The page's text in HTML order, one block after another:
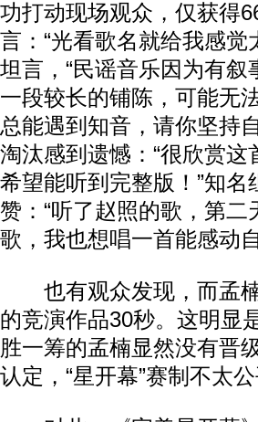
功打动现场观众，仅获得
言：“光看歌名就给我感
坦言，“民谣音乐因为有
一段较长的铺陈，可能无
总能遇到知音，请你坚持
淘汰感到遗憾：“很欣赏
希望能听到完整版！”知名
赞：“听了赵照的歌，第
歌，我也想唱一首能感动
也有观众发现，而孟楠
的竞演作品30秒。这明显
胜一筹的孟楠显然没有晋
认定，“星开幕”赛制不太公